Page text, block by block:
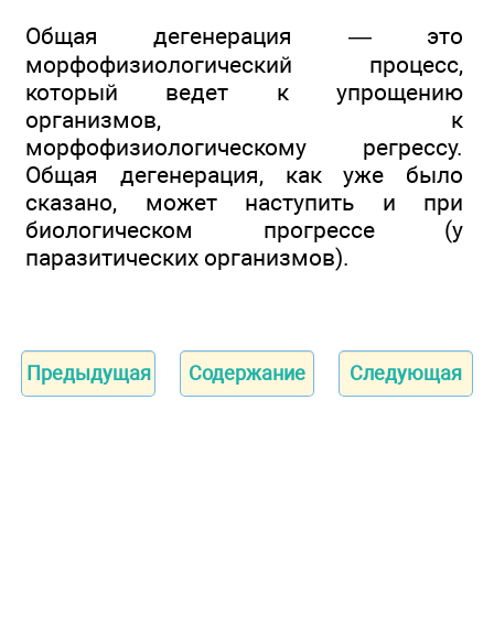
Общая дегенерация — это
морфофизиологический процесс,
который ведет к упрощению
организмов, к
морфофизиологическому регрессу.
Общая дегенерация, как уже было
сказано, может наступить и при
биологическом прогрессе (у
паразитических организмов).
Предыдущая Содержание Следующая